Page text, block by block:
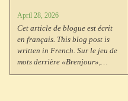
April 28, 2026
Cet article de blogue est écrit
en français. This blog post is
written in French. Sur le jeu de
mots derrière «Brenjour»,
l'insécurité linguistique, et